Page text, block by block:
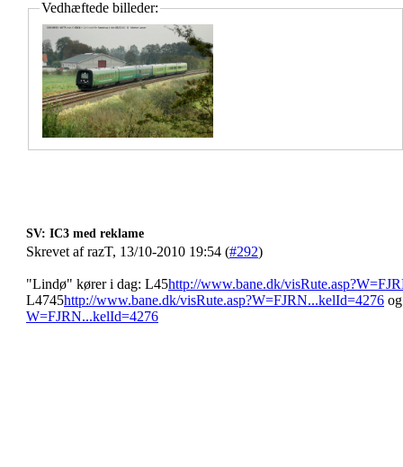
Vedhæftede billeder:
SV: IC3 med reklame
Skrevet af razT, 13/10-2010 19:54 (#292)
"Lindø" kører i dag: L45http://www.bane.dk/
L4745http://www.bane.dk/visRute.asp?W=FJRN...kelId=4276
W=FJRN...kelId=4276